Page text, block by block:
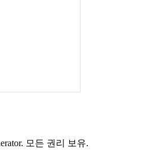
모든 권리 보유.